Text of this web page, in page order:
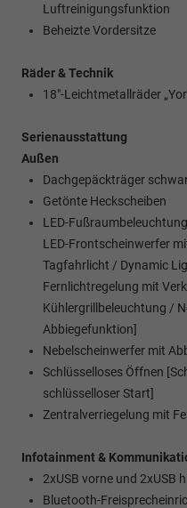
Luftreinigungsfunktion
Beheizte Vordersitze
Räder & Technik
18"-Leichtmetallräder
Serienausstattung
Außen
Dachgepäckträger
Getönte Heckscheiben
LED-
LED-Frontscheinwerfer
Tagfahrlicht / Dynamic
Fernlichtregelung mit
Kühlergrillbeleuchtung /
Abbiegefunktion]
Nebelscheinwerfer mit
Schlüsselloses Öffnen
schlüsselloser Start]
Zentralverriegelung mit
Infotainment &
2xUSB vorne und 2xUSB
Bluetooth-